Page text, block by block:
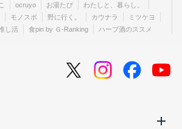
ocruyo お湯たび
わたしと、暮らし。
モノスポ 野に行く。 カウナラ
ミツケヨ
し活 食pin by Ｇ-Ranking ハーブ酒のススメ